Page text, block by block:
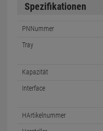
Spezifikationen
PNNummer
Tray
Kapazität
Interface
HArtikelnummer